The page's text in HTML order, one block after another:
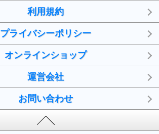
利用規約
プライバシーポリシー
オンラインショップ
運営会社
お問い合わせ